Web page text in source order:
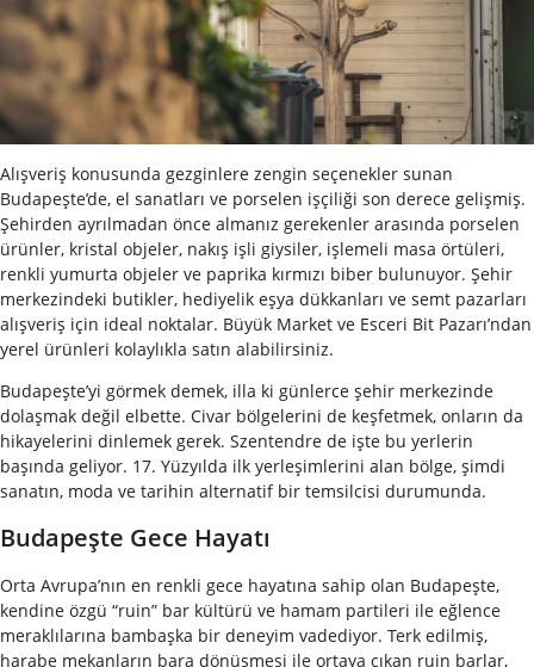
Alışveriş konusunda gezginlere zengin seçenekler sunan
Budapeşte’de, el sanatları ve porselen işçiliği son derece gelişmiş.
Şehirden ayrılmadan önce almanız gerekenler arasında porselen
ürünler, kristal objeler, nakış işli giysiler, işlemeli masa örtüleri,
renkli yumurta objeler ve paprika kırmızı biber bulunuyor. Şehir
merkezindeki butikler, hediyelik eşya dükkanları ve semt pazarları
alışveriş için ideal noktalar. Büyük Market ve Esceri Bit Pazarı’ndan
yerel ürünleri kolaylıkla satın alabilirsiniz.
Budapeşte’yi görmek demek, illa ki günlerce şehir merkezinde
dolaşmak değil elbette. Civar bölgelerini de keşfetmek, onların da
hikayelerini dinlemek gerek. Szentendre de işte bu yerlerin
başında geliyor. 17. Yüzyılda ilk yerleşimlerini alan bölge, şimdi
sanatın, moda ve tarihin alternatif bir temsilcisi durumunda.
Budapeşte Gece Hayatı
Orta Avrupa’nın en renkli gece hayatına sahip olan Budapeşte,
kendine özgü “ruin” bar kültürü ve hamam partileri ile eğlence
meraklılarına bambaşka bir deneyim vadediyor. Terk edilmiş,
harabe mekanların bara dönüşmesi ile ortaya çıkan ruin barlar,